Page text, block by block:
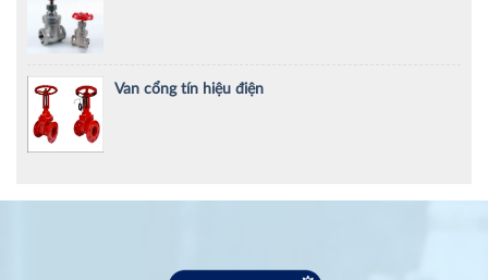
Van cổng tín hiệu điện